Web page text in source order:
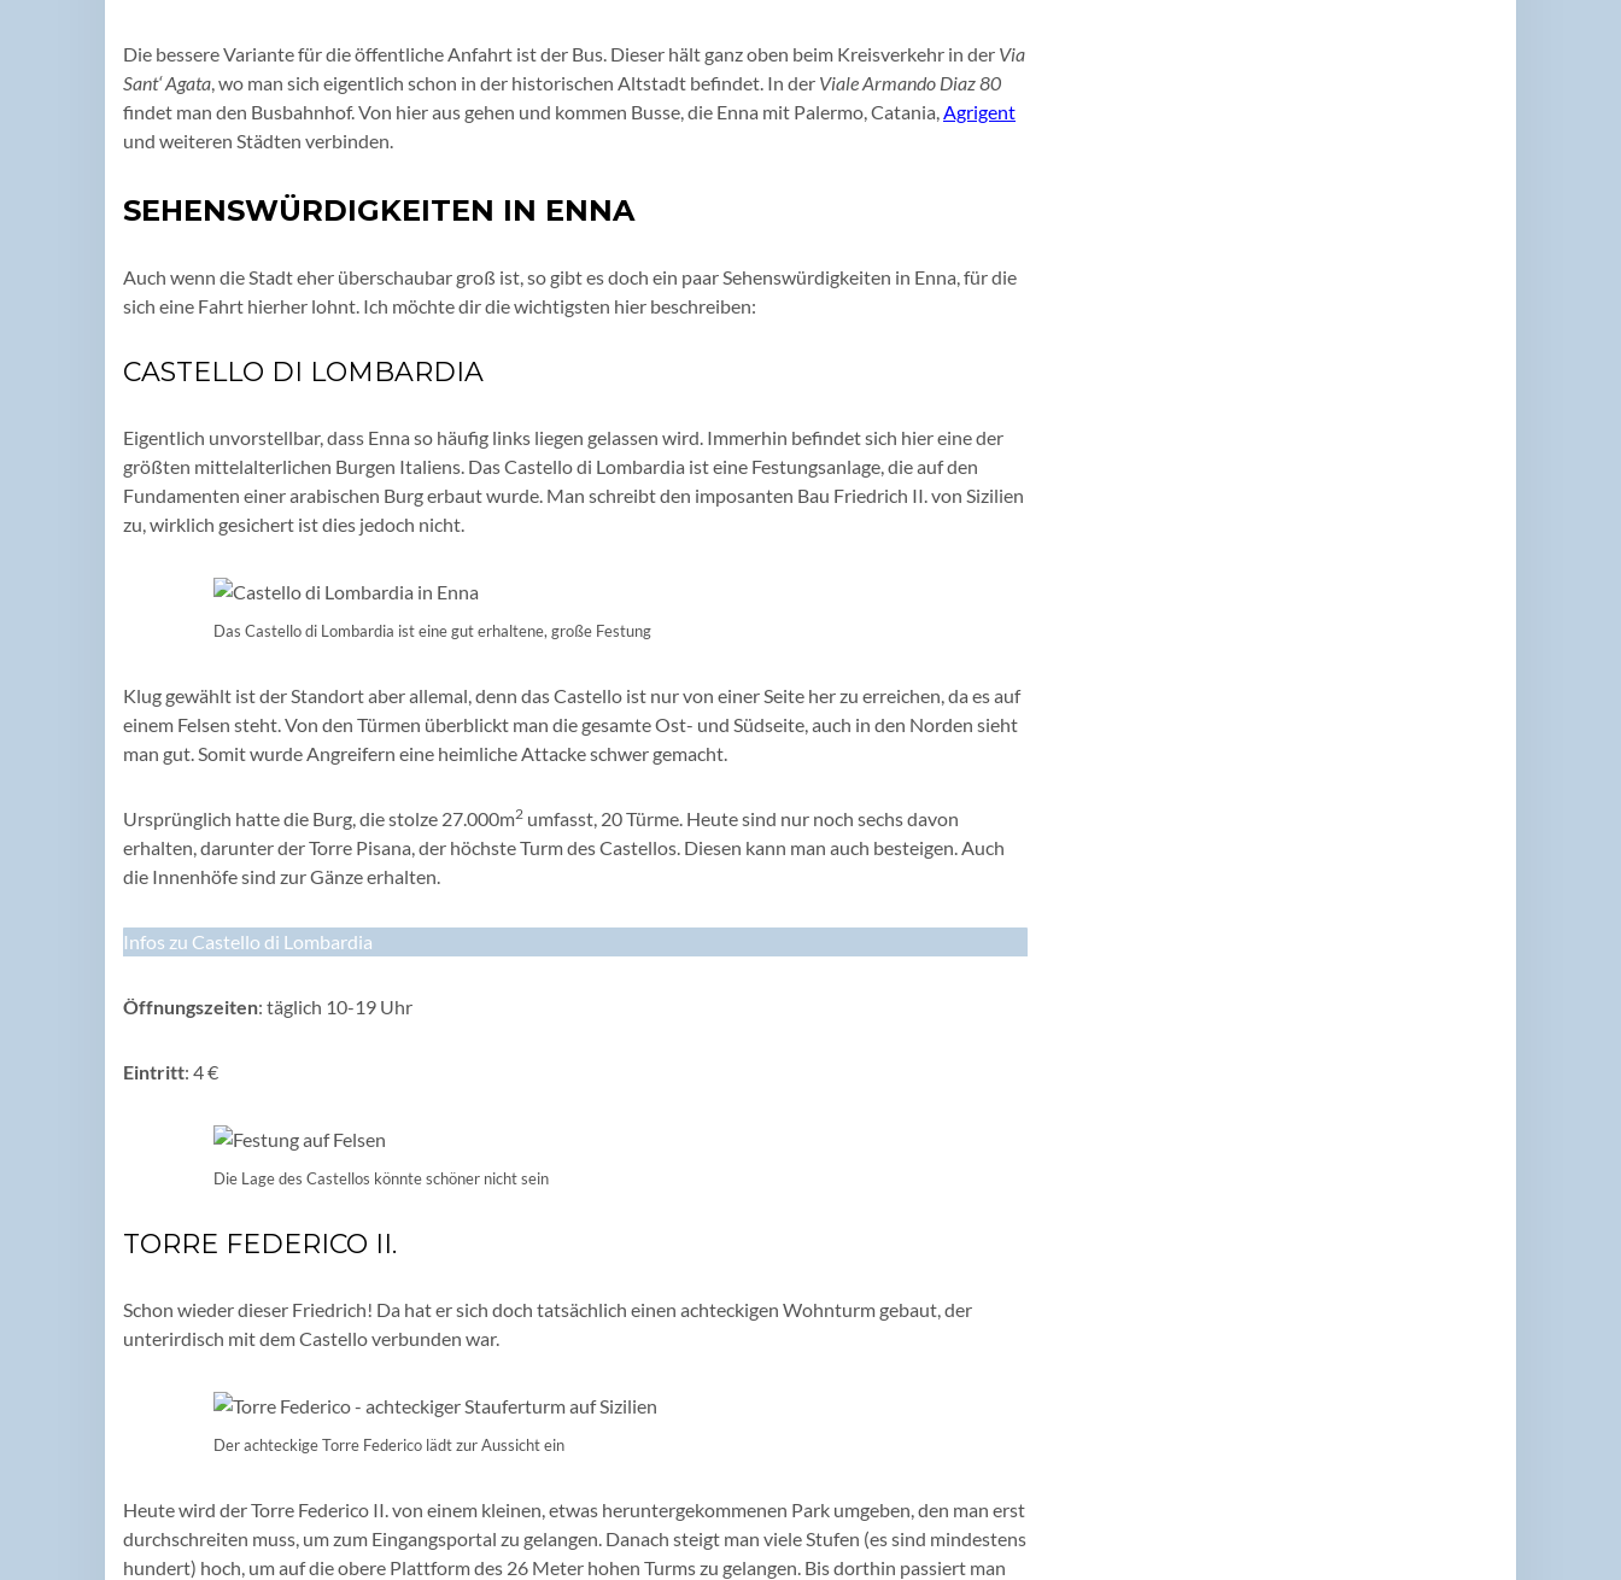
Die bessere Variante für die öffentliche Anfahrt ist der Bus. Dieser hält ganz oben beim Kreisverkehr in der Via
Sant‘ Agata , wo man sich eigentlich schon in der historischen Altstadt befindet. In der Viale Armando Diaz 80
findet man den Busbahnhof. Von hier aus gehen und kommen Busse, die Enna mit Palermo, Catania, Agrigent
und weiteren Städten verbinden.
SEHENSWÜRDIGKEITEN IN ENNA
Auch wenn die Stadt eher überschaubar groß ist, so gibt es doch ein paar Sehenswürdigkeiten in Enna, für die
sich eine Fahrt hierher lohnt. Ich möchte dir die wichtigsten hier beschreiben:
CASTELLO DI LOMBARDIA
Eigentlich unvorstellbar, dass Enna so häufig links liegen gelassen wird. Immerhin befindet sich hier eine der
größten mittelalterlichen Burgen Italiens. Das Castello di Lombardia ist eine Festungsanlage, die auf den
Fundamenten einer arabischen Burg erbaut wurde. Man schreibt den imposanten Bau Friedrich II. von Sizilien
zu, wirklich gesichert ist dies jedoch nicht.
Das Castello di Lombardia ist eine gut erhaltene, große Festung
Klug gewählt ist der Standort aber allemal, denn das Castello ist nur von einer Seite her zu erreichen, da es auf
einem Felsen steht. Von den Türmen überblickt man die gesamte Ost- und Südseite, auch in den Norden sieht
man gut. Somit wurde Angreifern eine heimliche Attacke schwer gemacht.
Ursprünglich hatte die Burg, die stolze 27.000m2 umfasst, 20 Türme. Heute sind nur noch sechs davon
erhalten, darunter der Torre Pisana, der höchste Turm des Castellos. Diesen kann man auch besteigen. Auch
die Innenhöfe sind zur Gänze erhalten.
Infos zu Castello di Lombardia
Öffnungszeiten: täglich 10-19 Uhr
Eintritt: 4 €
Die Lage des Castellos könnte schöner nicht sein
TORRE FEDERICO II.
Schon wieder dieser Friedrich! Da hat er sich doch tatsächlich einen achteckigen Wohnturm gebaut, der
unterirdisch mit dem Castello verbunden war.
Der achteckige Torre Federico lädt zur Aussicht ein
Heute wird der Torre Federico II. von einem kleinen, etwas heruntergekommenen Park umgeben, den man erst
durchschreiten muss, um zum Eingangsportal zu gelangen. Danach steigt man viele Stufen (es sind mindestens
hundert) hoch, um auf die obere Plattform des 26 Meter hohen Turms zu gelangen. Bis dorthin passiert man